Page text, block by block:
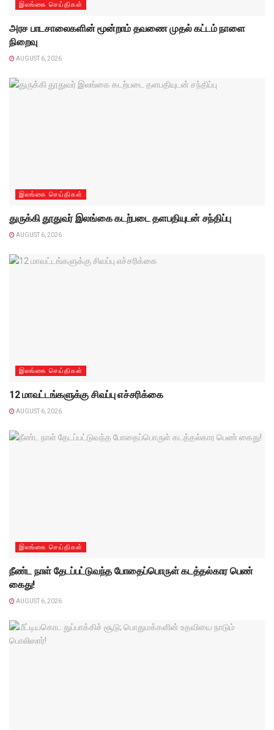
இலங்கை செய்திகள்
அரச பாடசாலைகளின் மூன்றாம் தவணை முதல் கட்டம் நாளை
நிறைவு
AUGUST 6, 2026
இலங்கை செய்திகள்
துருக்கி தூதுவர் இலங்கை கடற்படை தளபதியுடன் சந்திப்பு
AUGUST 6, 2026
இலங்கை செய்திகள்
12 மாவட்டங்களுக்கு சிவப்பு எச்சரிக்கை
AUGUST 6, 2026
இலங்கை செய்திகள்
நீண்ட நாள் தேடப்பட்டுவந்த போதைப்பொருள் கடத்தல்கார பெண்
கைது!
AUGUST 6, 2026